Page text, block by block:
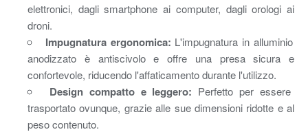
elettronici, dagli smartphone ai computer, dagli orologi ai
droni.
Impugnatura ergonomica: L'impugnatura in alluminio
anodizzato è antiscivolo e offre una presa sicura e
confortevole, riducendo l'affaticamento durante l'utilizzo.
Design compatto e leggero: Perfetto per essere
trasportato ovunque, grazie alle sue dimensioni ridotte e al
peso contenuto.